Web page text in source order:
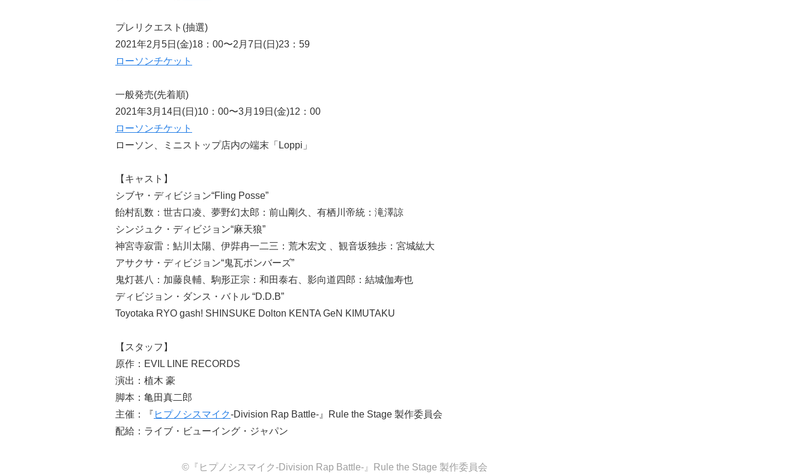
プレリクエスト(抽選)
2021年2月5日(金)18：00〜2月7日(日)23：59
ローソンチケット
一般発売(先着順)
2021年3月14日(日)10：00〜3月19日(金)12：00
ローソンチケット
ローソン、ミニストップ店内の端末「Loppi」
【キャスト】
シブヤ・ディビジョン“Fling Posse”
飴村乱数：世古口凌、夢野幻太郎：前山剛久、有栖川帝統：滝澤諒
シンジュク・ディビジョン“麻天狼”
神宮寺寂雷：鮎川太陽、伊弉冉一二三：荒木宏文 、観音坂独歩：宮城紘大
アサクサ・ディビジョン“鬼瓦ボンバーズ”
鬼灯甚八：加藤良輔、駒形正宗：和田泰右、影向道四郎：結城伽寿也
ディビジョン・ダンス・バトル “D.D.B”
Toyotaka RYO gash! SHINSUKE Dolton KENTA GeN KIMUTAKU
【スタッフ】
原作：EVIL LINE RECORDS
演出：植木 豪
脚本：亀田真二郎
主催：『 ヒプノシスマイク-Division Rap Battle-』Rule the Stage 製作委員会
配給：ライブ・ビューイング・ジャパン
©『ヒプノシスマイク-Division Rap Battle-』Rule the Stage 製作委員会